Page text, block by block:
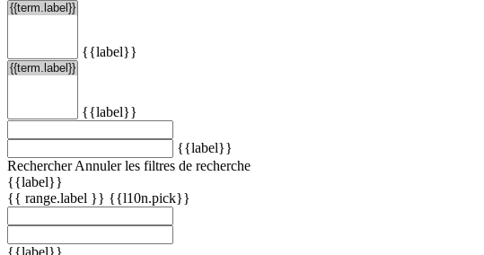
{{label}}
{{label}}
{{label}}
Rechercher Annuler les filtres de recherche
{{label}}
{{ range.label }} {{l10n.pick}}
{{label}}